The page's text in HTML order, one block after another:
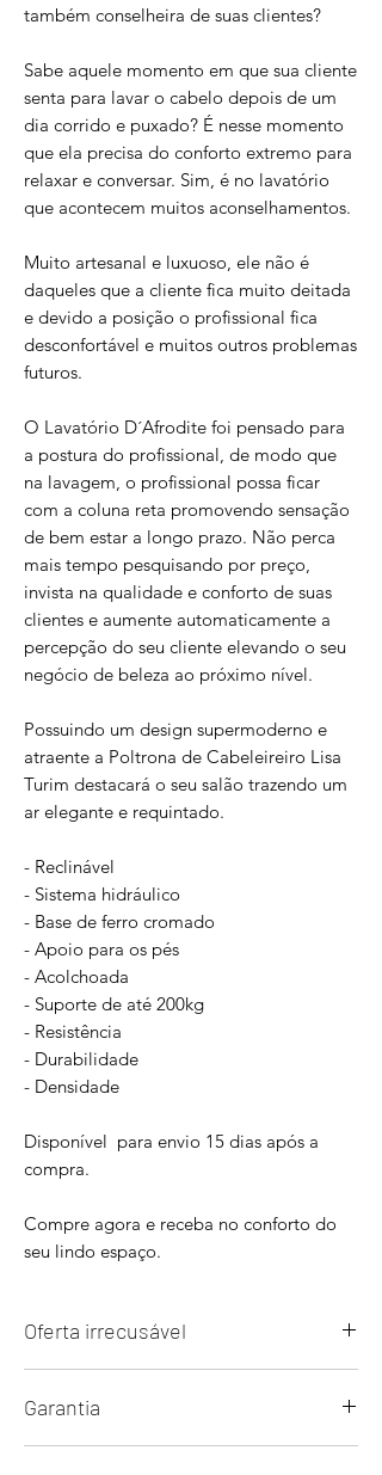
também conselheira de suas clientes?
Sabe aquele momento em que sua cliente
senta para lavar o cabelo depois de um
dia corrido e puxado? É nesse momento
que ela precisa do conforto extremo para
relaxar e conversar. Sim, é no lavatório
que acontecem muitos aconselhamentos.
Muito artesanal e luxuoso, ele não é
daqueles que a cliente fica muito deitada
e devido a posição o profissional fica
desconfortável e muitos outros problemas
futuros.
O Lavatório D´Afrodite foi pensado para
a postura do profissional, de modo que
na lavagem, o profissional possa ficar
com a coluna reta promovendo sensação
de bem estar a longo prazo. Não perca
mais tempo pesquisando por preço,
invista na qualidade e conforto de suas
clientes e aumente automaticamente a
percepção do seu cliente elevando o seu
negócio de beleza ao próximo nível.
Possuindo um design supermoderno e
atraente a Poltrona de Cabeleireiro Lisa
Turim destacará o seu salão trazendo um
ar elegante e requintado.
- Reclinável
- Sistema hidráulico
- Base de ferro cromado
- Apoio para os pés
- Acolchoada
- Suporte de até 200kg
- Resistência
- Durabilidade
- Densidade
Disponível para envio 15 dias após a
compra.
Compre agora e receba no conforto do
seu lindo espaço.
Oferta irrecusável
descontopor tempo limitado..
Garantia